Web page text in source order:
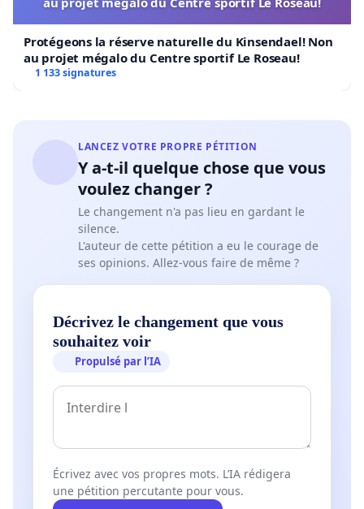
désastreuses d’un manque d'anticipation qui en
résultent.
compte des besoins et des contraintes sous-
jacentes à l’organisation des familles vivant
dans le quartier alliant vie professionnelle et vie
familiale.
C’est pour toutes ces raisons que nous demandons
à la commune de Lancy de revoir cette décision et
detrouver une solution pérenne pour les
enfants du quartier en âge d’être scolarisés.
Cette décision impacte sur plusieurs familles du
quartier, cette année. Si rien n’est entreprit, cette
problématique risque de perdurer et d’affecter
tous les futurs élèves habitant dans le quartier de
La Chapelle.
Rejoignez cette cause et soutenez les enfants et
familles de notre quartier. Cela nous
Protégeons la réserve naturelle du Kinsendael! Non
au projet mégalo du Centre sportif Le Roseau!
1 133 signatures
LANCEZ VOTRE PROPRE PÉTITION
Y a-t-il quelque chose que vous
voulez changer ?
Le changement n'a pas lieu en gardant le
silence.
L'auteur de cette pétition a eu le courage de
ses opinions. Allez-vous faire de même ?
Décrivez le changement que vous
souhaitez voir
Propulsé par l’IA
Écrivez avec vos propres mots. L’IA rédigera
une pétition percutante pour vous.